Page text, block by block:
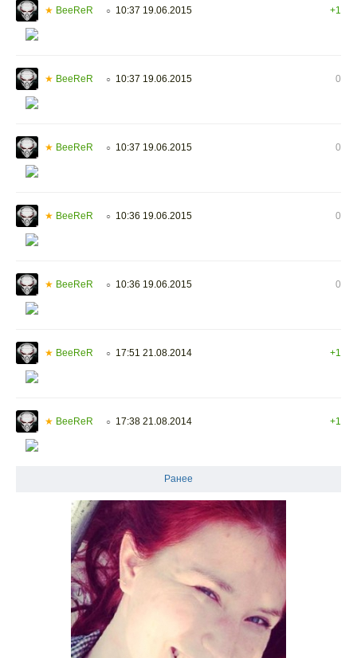
★ BeeReR ○ 10:37 19.06.2015 +1
★ BeeReR ○ 10:37 19.06.2015 0
★ BeeReR ○ 10:37 19.06.2015 0
★ BeeReR ○ 10:36 19.06.2015 0
★ BeeReR ○ 10:36 19.06.2015 0
★ BeeReR ○ 17:51 21.08.2014 +1
★ BeeReR ○ 17:38 21.08.2014 +1
Ранее